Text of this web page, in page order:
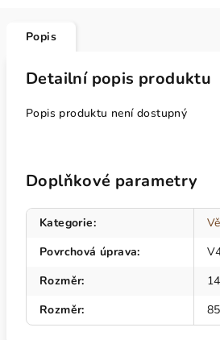
Popis
Detailní popis produktu
Popis produktu není dostupný
Doplňkové parametry
Kategorie:
Povrchová úprava:
Rozměr:
Rozměr: